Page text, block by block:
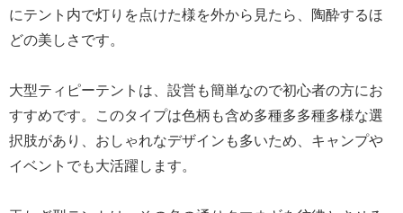
にテント内で灯りを点けた様を外から見たら、陶酔するほ
どの美しさです。
大型ティピーテントは、設営も簡単なので初心者の方にお
すすめです。このタイプは色柄も含め多種多多種多様な選
択肢があり、おしゃれなデザインも多いため、キャンプや
イベントでも大活躍します。